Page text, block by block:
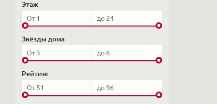
Этаж
Звёзды дома
Рейтинг